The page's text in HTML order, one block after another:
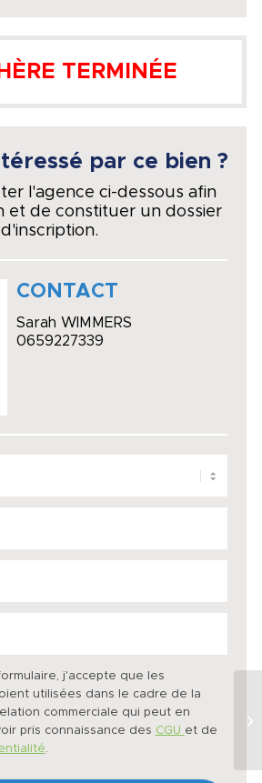
TERMINÉE
par ce bien ?
l'agence ci-dessous afin
et de constituer un dossier
d'inscription.
CONTACT
Sarah WIMMERS
0659227339
j'accepte que les
utilisées dans le cadre de la
commerciale qui peut en
pris connaissance des CGU et de
.